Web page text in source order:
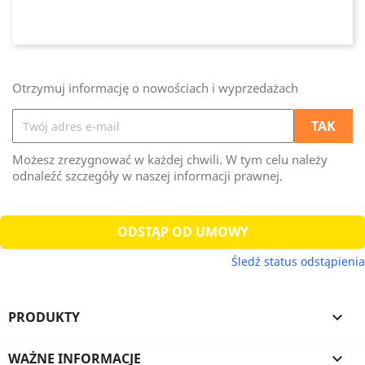
Otrzymuj informację o nowościach i wyprzedażach
Możesz zrezygnować w każdej chwili. W tym celu należy
odnaleźć szczegóły w naszej informacji prawnej.
ODSTĄP OD UMOWY
Śledź status odstąpienia
PRODUKTY 
WAŻNE INFORMACJE 